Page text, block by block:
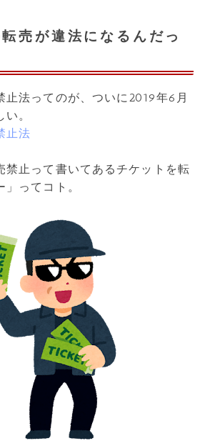
売が違法になるんだっ
止法ってのが、ついに2019年6月
。
止法
禁止って書いてあるチケットを転
ってコト。